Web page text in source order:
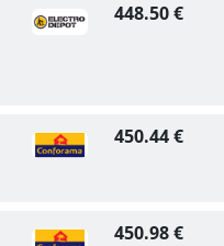
448.50 €
450.44 €
450.98 €